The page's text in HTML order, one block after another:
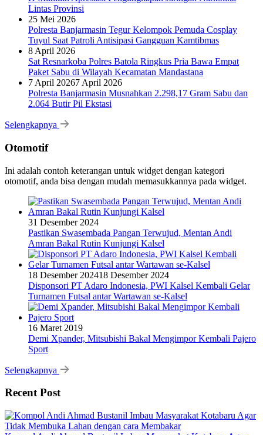
Lintas Provinsi
25 Mei 2026
Polresta Banjarmasin Tegur Kelompok Pemuda Cosplay
Tuyul Saat Patroli Antisipasi Gangguan Kamtibmas
8 April 2026
Sat Resnarkoba Polres Batola Ringkus Pria Bawa Empat
Paket Sabu di Wilayah Kecamatan Mandastana
7 April 20267 April 2026
Polresta Banjarmasin Musnahkan 2.298,17 Gram Sabu dan
2.064 Butir Pil Ekstasi
Selengkapnya
Otomotif
Ini adalah contoh keterangan untuk widget dengan kategori
otomotif, anda bisa dengan mudah memasukkannya pada widget.
31 Desember 2024
Pastikan Swasembada Pangan Terwujud, Mentan Andi
Amran Bakal Rutin Kunjungi Kalsel
18 Desember 202418 Desember 2024
Disponsori PT Adaro Indonesia, PWI Kalsel Kembali Gelar
Turnamen Futsal antar Wartawan se-Kalsel
16 Maret 2019
Demi Xpander, Mitsubishi Bakal Mengimpor Kembali Pajero
Sport
Selengkapnya
Recent Post